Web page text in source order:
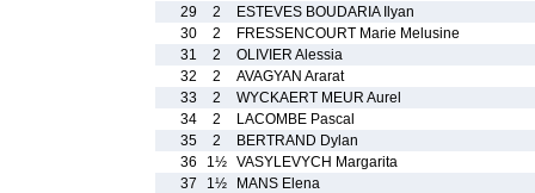
29
2
ESTEVES BOUDARIA Ilyan
30
2
FRESSENCOURT Marie Melusine
31
2
OLIVIER Alessia
32
2
AVAGYAN Ararat
33
2
WYCKAERT MEUR Aurel
34
2
LACOMBE Pascal
35
2
BERTRAND Dylan
36
1½ VASYLEVYCH Margarita
37
1½
MANS Elena